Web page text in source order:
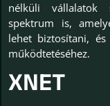
nélküli vállalatok
spektrum is,
lehet biztosítani,
működtetéséhez.
XNET